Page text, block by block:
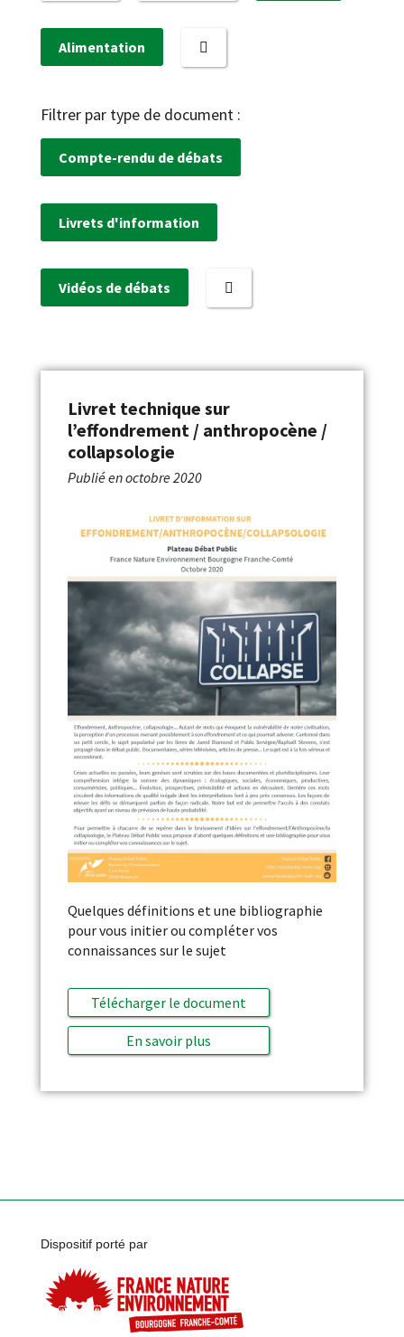
Alimentation
Filtrer par type de document :
Compte-rendu de débats
Livrets d'information
Vidéos de débats
Livret technique sur
l’effondrement / anthropocène /
collapsologie
Publié enoctobre 2020
Quelques définitions et une bibliographie
pour vous initier ou compléter vos
connaissances sur le sujet
Télécharger le document
En savoir plus
Dispositif porté par